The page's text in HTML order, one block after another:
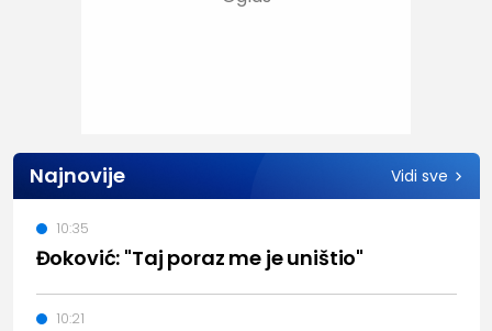
Najnovije Vidi sve
Đoković: "Taj poraz me je uništio"
10:35
10:21